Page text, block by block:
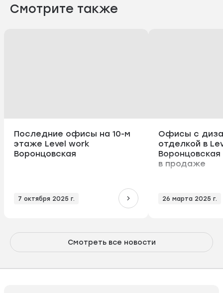
Смотрите также
Смотреть все новости
Последние офисы на 10-м
этаже Level work
Воронцовская
7 октября 2025 г.
Офисы с
отделкой в
в продаже
26 марта 2025 г.